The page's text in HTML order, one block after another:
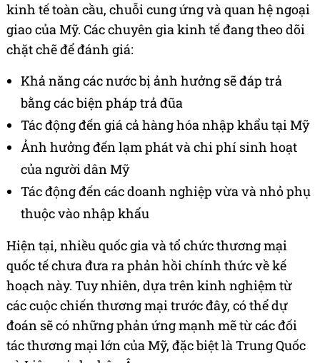
kinh tế toàn cầu, chuỗi cung ứng và quan hệ ngoại
giao của Mỹ. Các chuyên gia kinh tế đang theo dõi
chặt chẽ để đánh giá:
Khả năng các nước bị ảnh hưởng sẽ đáp trả
bằng các biện pháp trả đũa
Tác động đến giá cả hàng hóa nhập khẩu tại Mỹ
Ảnh hưởng đến lạm phát và chi phí sinh hoạt
của người dân Mỹ
Tác động đến các doanh nghiệp vừa và nhỏ phụ
thuộc vào nhập khẩu
Hiện tại, nhiều quốc gia và tổ chức thương mại
quốc tế chưa đưa ra phản hồi chính thức về kế
hoạch này. Tuy nhiên, dựa trên kinh nghiệm từ
các cuộc chiến thương mại trước đây, có thể dự
đoán sẽ có những phản ứng mạnh mẽ từ các đối
tác thương mại lớn của Mỹ, đặc biệt là Trung Quốc